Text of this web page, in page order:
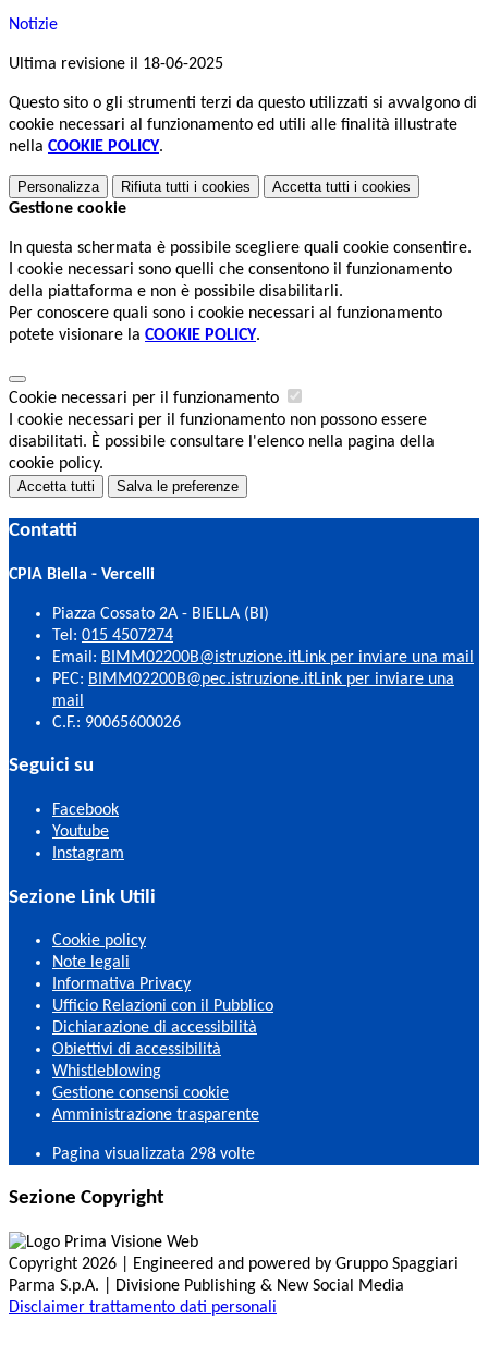
Notizie
Ultima revisione il 18-06-2025
Questo sito o gli strumenti terzi da questo utilizzati si avvalgono di
cookie necessari al funzionamento ed utili alle finalità illustrate
nella COOKIE POLICY.
Personalizza Rifiuta tutti i cookies Accetta tutti i cookies
Gestione cookie
In questa schermata è possibile scegliere quali cookie consentire.
I cookie necessari sono quelli che consentono il funzionamento
della piattaforma e non è possibile disabilitarli.
Per conoscere quali sono i cookie necessari al funzionamento
potete visionare la COOKIE POLICY.
Cookie necessari per il funzionamento
I cookie necessari per il funzionamento non possono essere
disabilitati. È possibile consultare l'elenco nella pagina della
cookie policy.
Accetta tutti Salva le preferenze
Contatti
CPIA Biella - Vercelli
Piazza Cossato 2A - BIELLA (BI)
Tel: 015 4507274
Email: BIMM02200B@istruzione.itLink per inviare una mail
PEC: BIMM02200B@pec.istruzione.itLink per inviare una
mail
C.F.: 90065600026
Seguici su
Facebook
Youtube
Instagram
Sezione Link Utili
Cookie policy
Note legali
Informativa Privacy
Ufficio Relazioni con il Pubblico
Dichiarazione di accessibilità
Obiettivi di accessibilità
Whistleblowing
Gestione consensi cookie
Amministrazione trasparente
Pagina visualizzata 298 volte
Sezione Copyright
Copyright 2026 | Engineered and powered by Gruppo Spaggiari
Parma S.p.A. | Divisione Publishing & New Social Media
Disclaimer trattamento dati personali